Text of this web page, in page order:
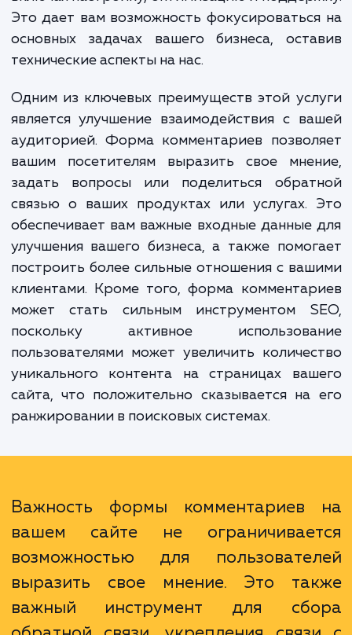
комментирования на сайт"
решение этих проблем. Мы
полный цикл работ по
включая настройку, оптимизацию и
Это дает вам возможность
основных задачах вашего бизнеса,
технические аспекты на нас.
Одним из ключевых преимуществ этой
является улучшение взаимодействия с
аудиторией. Форма комментариев
вашим посетителям выразить свое
задать вопросы или поделиться
связью о ваших продуктах или услугах.
обеспечивает вам важные входные данные
улучшения вашего бизнеса, а также
построить более сильные отношения с
может стать сильным инструментом
пользователями может увеличить
уникального контента на страницах
сайта, что положительно сказывается на
ранжировании в поисковых системах.